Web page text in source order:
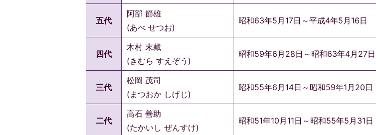
五代
阿部 節雄
(あべ せつお)
昭和63年5月17日～平成4年5月16日
四代
木村 末藏
(きむら すえぞう)
昭和59年6月28日～昭和63年4月27日
三代
松岡 茂司
(まつおか しげじ)
昭和55年6月14日～昭和59年1月20日
二代
高石 善助
(たかいし ぜんすけ)
昭和51年10月11日～昭和55年5月31日